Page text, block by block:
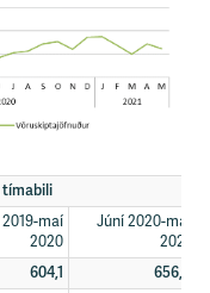
tímabili
maí
2020
Júní 2020-maí
2021
604,1
656,6